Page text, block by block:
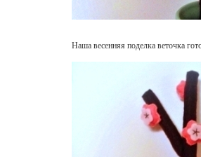
Наша весенняя поделка веточка